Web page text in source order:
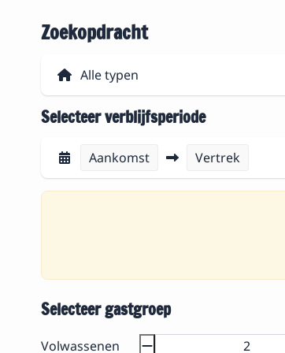
Zoekopdracht
Selecteer verblijfsperiode
Aankomst Vertrek
Selecteer gastgroep
Volwassenen